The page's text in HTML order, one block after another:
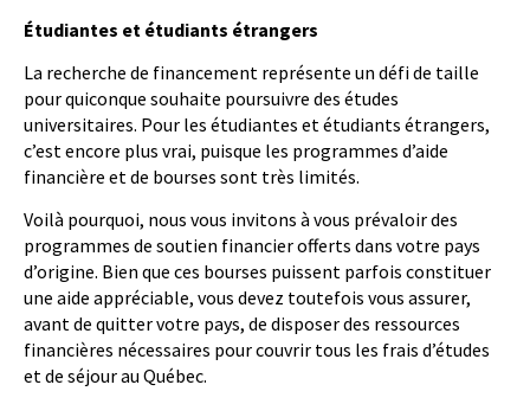
Étudiantes et étudiants étrangers
La recherche de financement représente un défi de taille
pour quiconque souhaite poursuivre des études
universitaires. Pour les étudiantes et étudiants étrangers,
c’est encore plus vrai, puisque les programmes d’aide
financière et de bourses sont très limités.
Voilà pourquoi, nous vous invitons à vous prévaloir des
programmes de soutien financier offerts dans votre pays
d’origine. Bien que ces bourses puissent parfois constituer
une aide appréciable, vous devez toutefois vous assurer,
avant de quitter votre pays, de disposer des ressources
financières nécessaires pour couvrir tous les frais d’études
et de séjour au Québec.